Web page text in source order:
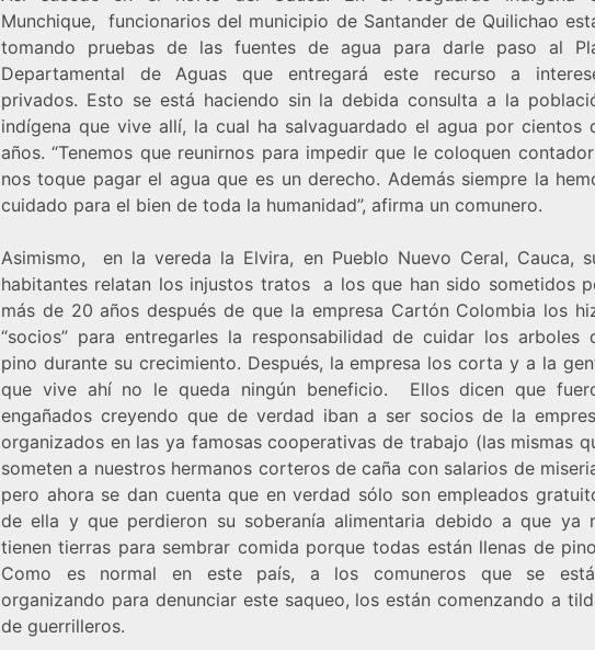
Munchique, funcionarios del municipio de Santander de Quilichao
tomando pruebas de las fuentes de agua para darle paso al
Departamental de Aguas que entregará este recurso a
privados. Esto se está haciendo sin la debida consulta a la
indígena que vive allí, la cual ha salvaguardado el agua por cientos
años. “Tenemos que reunirnos para impedir que le coloquen
nos toque pagar el agua que es un derecho. Además siempre la
cuidado para el bien de toda la humanidad”, afirma un comunero.
Asimismo, en la vereda la Elvira, en Pueblo Nuevo Ceral, Cauca,
habitantes relatan los injustos tratos a los que han sido sometidos
más de 20 años después de que la empresa Cartón Colombia los
“socios” para entregarles la responsabilidad de cuidar los arboles
pino durante su crecimiento. Después, la empresa los corta y a la
que vive ahí no le queda ningún beneficio. Ellos dicen que
engañados creyendo que de verdad iban a ser socios de la
organizados en las ya famosas cooperativas de trabajo (las mismas
someten a nuestros hermanos corteros de caña con salarios de
pero ahora se dan cuenta que en verdad sólo son empleados
de ella y que perdieron su soberanía alimentaria debido a que ya
tienen tierras para sembrar comida porque todas están llenas de
Como es normal en este país, a los comuneros que se
organizando para denunciar este saqueo, los están comenzando a
de guerrilleros.